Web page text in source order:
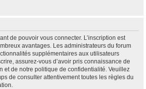
de pouvoir vous connecter. L’inscription est
avantages. Les administrateurs du forum
supplémentaires aux utilisateurs
assurez-vous d’avoir pris connaissance de
et de notre politique de confidentialité. Veuillez
de consulter attentivement toutes les règles du